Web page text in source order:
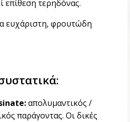
τερηδόνας.
ευχάριστη, φρουτώδη
απολυμαντικός /
παράγοντας. Οι δικές